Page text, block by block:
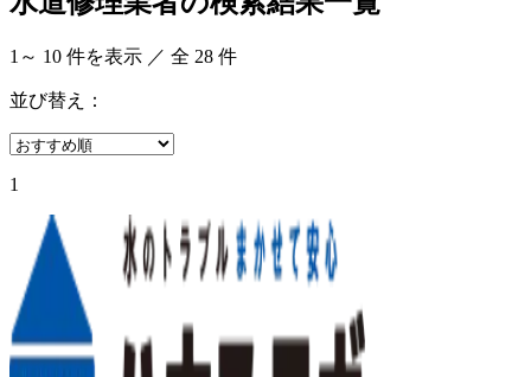
1 ～ 10 件を表示 ／ 全 28 件
並び替え：
1